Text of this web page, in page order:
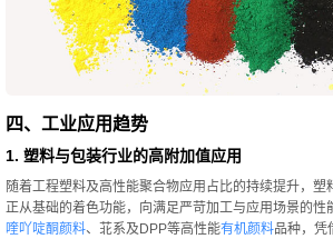
四、工业应用趋势
1. 塑料与包装行业的高附加值应用
随着工程塑料及高性能聚合物应用占比的持续提升，
正从基础的着色功能，向满足严苛加工与应用场景的性
喹吖啶酮颜料、苝系及DPP等高性能有机颜料品种，凭